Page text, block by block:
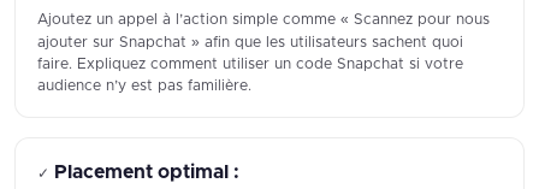
Ajoutez un appel à l’action simple comme « Scannez pour nous
ajouter sur Snapchat » afin que les utilisateurs sachent quoi
faire. Expliquez comment utiliser un code Snapchat si votre
audience n’y est pas familière.
✓ Placement optimal :